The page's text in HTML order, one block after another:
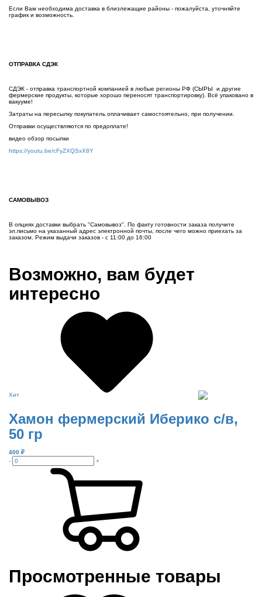
Если Вам необходима доставка в близлежащие районы - пожалуйста, уточняйте
график и возможность.
ОТПРАВКА СДЭК
СДЭК - отправка транспортной компанией в любые регионы РФ (СЫРЫ и другие
фермерские продукты, которые хорошо переносят транспортировку). Всё упаковано в
вакууме!
Затраты на пересылку покупатель оплачивает самостоятельно, при получении.
Отправки осуществляются по предоплате!
видео обзор посылки
https://youtu.be/cFyZXQSxX8Y
САМОВЫВОЗ
В опциях доставки выбрать "Самовывоз". По факту готовности заказа получите
эл.письмо на указанный адрес электронной почты, после чего можно приехать за
заказом. Режим выдачи заказов - с 11:00 до 16:00
Возможно, вам будет
интересно
Хит
Хамон фермерский Иберико с/в,
50 гр
400 ₽
-
+
Просмотренные товары